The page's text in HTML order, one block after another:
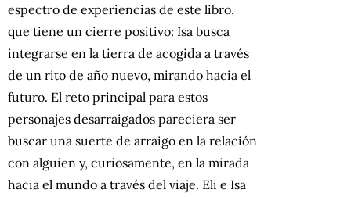
espectro de experiencias de este libro,
que tiene un cierre positivo: Isa busca
integrarse en la tierra de acogida a través
de un rito de año nuevo, mirando hacia el
futuro. El reto principal para estos
personajes desarraigados pareciera ser
buscar una suerte de arraigo en la relación
con alguien y, curiosamente, en la mirada
hacia el mundo a través del viaje. Eli e Isa